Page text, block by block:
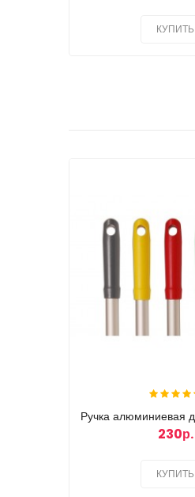
КУПИТЬ
Ручка алюминиевая
230р.
КУПИТЬ